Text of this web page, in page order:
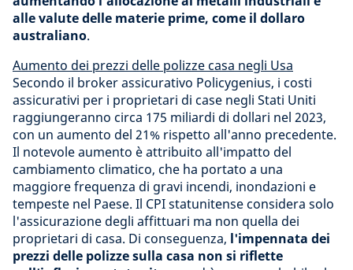
alle valute delle materie prime, come il dollaro
australiano.
Aumento dei prezzi delle polizze casa negli Usa
Secondo il broker assicurativo Policygenius, i costi
assicurativi per i proprietari di case negli Stati Uniti
raggiungeranno circa 175 miliardi di dollari nel 2023,
con un aumento del 21% rispetto all'anno precedente.
Il notevole aumento è attribuito all'impatto del
cambiamento climatico, che ha portato a una
maggiore frequenza di gravi incendi, inondazioni e
tempeste nel Paese. Il CPI statunitense considera solo
l'assicurazione degli affittuari ma non quella dei
proprietari di casa. Di conseguenza, l'impennata dei
prezzi delle polizze sulla casa non si riflette